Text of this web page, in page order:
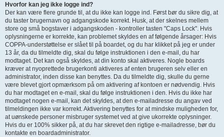
Hvorfor kan jeg ikke logge ind?
Der kan være flere grunde til, at du ikke kan logge ind. Først bør du sikre dig, at
du taster brugernavn og adgangskode korrekt. Husk, at der skelnes mellem
store og små bogstaver i adgangskoden - kontroller tasten "Caps Lock". Hvis
oplysningerne er korrekte, kan problemet skyldes en af følgende årsager: Hvis
COPPA-understøttelse er slået til på boardet, og du har klikket på jeg er under
13 år, da du tilmeldte dig, skal du følge instruktionen i den e-mail, du har
modtaget. Det kan også skyldes, at din konto skal aktiveres. Nogle boards
kræver at nyoprettede brugerkonti aktiveres af enten brugeren selv eller en
administrator, inden disse kan benyttes. Da du tilmeldte dig, skulle du gerne
være blevet gjort opmærksom på om aktivering af kontoen er nødvendig. Hvis
du har modtaget en e-mail, skal du følge instruktionen i den. Hvis du ikke har
modtaget nogen e-mail, kan det skyldes, at den e-mailadresse du angav ved
tilmeldingen ikke var korrekt. Aktivering benyttes for at mindske muligheden for,
at uønskede personer misbruger systemet ved at give ukorrekte oplysninger.
Hvis du er 100% sikker på, at du har skrevet den rigtige e-mailadresse, bør du
kontakte en boardadministrator.